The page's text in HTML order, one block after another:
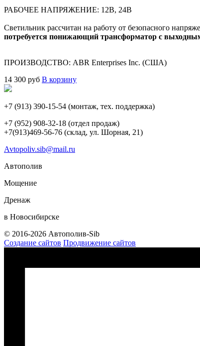
РАБОЧЕЕ НАПРЯЖЕНИЕ: 12В, 24В
Светильник рассчитан на работу от безопасного
потребуется понижающий трансформатор с
ПРОИЗВОДСТВО: ABR Enterprises Inc. (CША)
14 300 руб В корзину
+7 (913) 390-15-54 (монтаж, тех. поддержка)
+7 (952) 908-32-18 (отдел продаж)
+7(913)469-56-76 (склад, ул. Шорная, 21)
Avtopoliv.sib@mail.ru
Автополив
Мощение
Дренаж
в Новосибирске
© 2016-2026 Автополив-Sib
Создание сайтов Продвижение сайтов